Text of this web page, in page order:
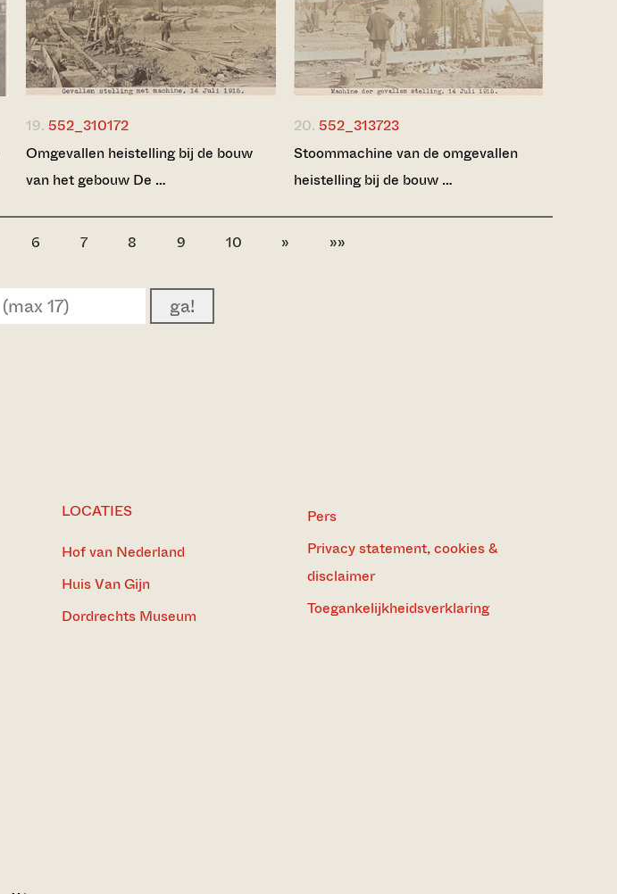
19. 552_310172
Omgevallen heistelling bij de bouw
van het gebouw De …
20. 552_313723
Stoommachine van de omgevallen
heistelling bij de bouw …
6 7 8 9 10 » »»
ga!
LOCATIES
Hof van Nederland
Huis Van Gijn
Dordrechts Museum
Pers
Privacy statement, cookies &
disclaimer
Toegankelijkheidsverklaring